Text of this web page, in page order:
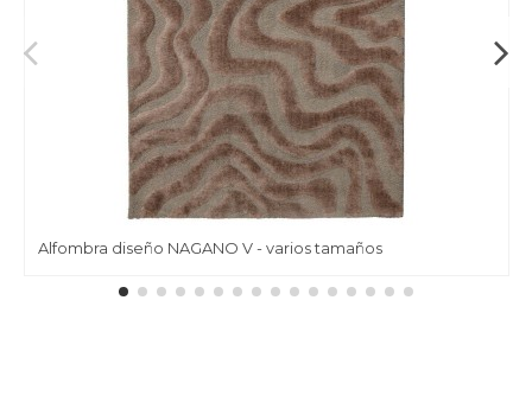
Alfombra diseño NAGANO V - varios tamaños